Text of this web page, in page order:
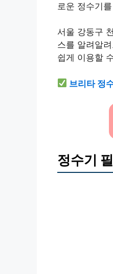
로운 정수기
서울 강동구
스를 알려알
쉽게 이용할
브리타 정
정수기